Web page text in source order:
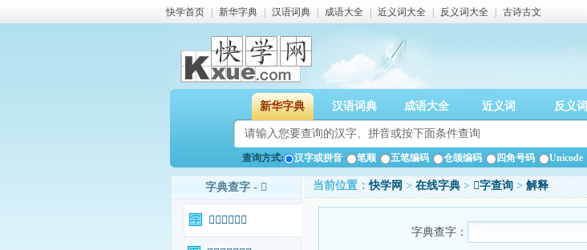
快学首页 新华字典 汉语词典 成语大全 近义词大全 反义词大全 古诗古文
新华字典 汉语词典 成语大全 近义词 反义词
查询方式: 汉字或拼音 笔顺 五笔编码 仓颉编码 四角号码 Unicode
字典查字 - 𥻩
𥻩字基本信息
当前位置：快学网 > 在线字典 > 𥻩字查询 > 解释
字典查字：